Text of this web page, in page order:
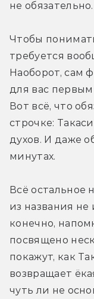
не обязательно.
Чтобы
требуется
Наоборот, сам
для вас
Вот всё, что
строчке:
духов. И даже
минутах.
Всё остальное
из названия
конечно,
посвящено
покажут, как
возвращает
чуть ли не